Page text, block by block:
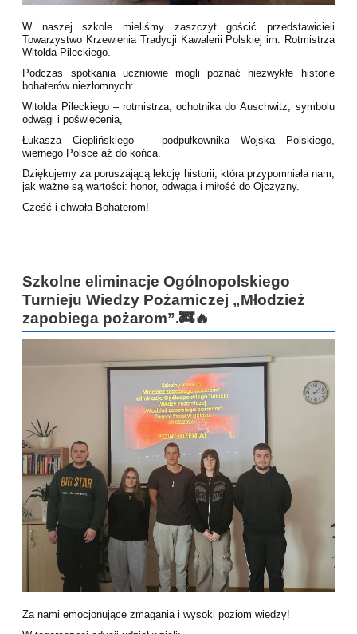
W naszej szkole mieliśmy zaszczyt gościć przedstawicieli
Towarzystwo Krzewienia Tradycji Kawalerii Polskiej im. Rotmistrza
Witolda Pileckiego.
Podczas spotkania uczniowie mogli poznać niezwykłe historie
bohaterów niezłomnych:
Witolda Pileckiego – rotmistrza, ochotnika do Auschwitz, symbolu
odwagi i poświęcenia,
Łukasza Cieplińskiego – podpułkownika Wojska Polskiego,
wiernego Polsce aż do końca.
Dziękujemy za poruszającą lekcję historii, która przypomniała nam,
jak ważne są wartości: honor, odwaga i miłość do Ojczyzny.
Cześć i chwała Bohaterom!
Szkolne eliminacje Ogólnopolskiego
Turnieju Wiedzy Pożarniczej „Młodzież
zapobiega pożarom”.🚒🔥
Za nami emocjonujące zmagania i wysoki poziom wiedzy!